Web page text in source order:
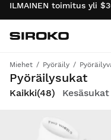
ILMAINEN toimitus yli
Palaa
Miehet Pyöräily
Pyöräilysukat
Jokaisella yksityiskohdalla on merkitystä, kun suorituskyky ja intohimo yhdistyvät pyörän selässä.
Kaikki(48) Kesäsukat